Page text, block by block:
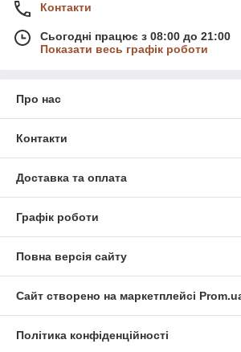
Контакти
Сьогодні працює з 08:00 до 21:00
Показати весь графік роботи
Про нас
Контакти
Доставка та оплата
Графік роботи
Повна версія сайту
Сайт створено на маркетплейсі
Політика конфіденційності